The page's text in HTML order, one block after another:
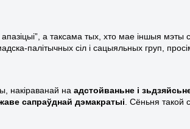
а таксама тых, хто мае іншыя мэты
палітычных сіл і сацыяльных груп,
накіраванай наадстойваньне і
сапраўднай дэмакратыі . Сёньня